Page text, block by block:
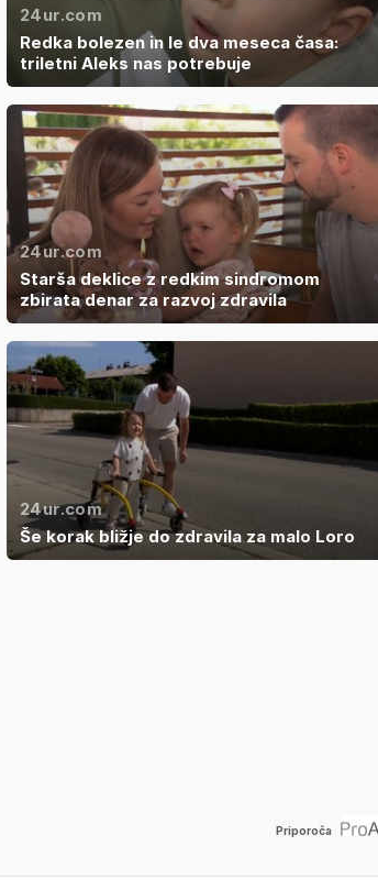
24ur.com
Redka bolezen in le dva meseca časa:
triletni Aleks nas potrebuje
24ur.com
Starša deklice z redkim sindromom
zbirata denar za razvoj zdravila
24ur.com
Še korak bližje do zdravila za malo Loro
Priporoča